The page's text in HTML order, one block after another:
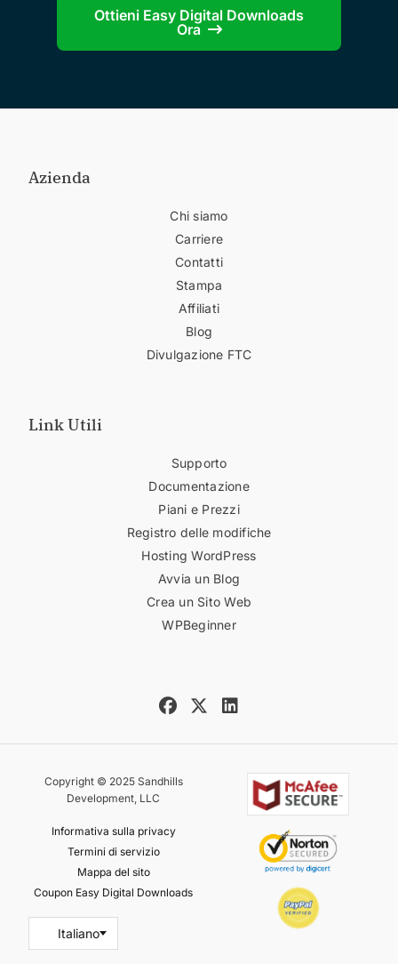
Ottieni Easy Digital Downloads
Ora
Azienda
Chi siamo
Carriere
Contatti
Stampa
Affiliati
Blog
Divulgazione FTC
Link Utili
Supporto
Documentazione
Piani e Prezzi
Registro delle modifiche
Hosting WordPress
Avvia un Blog
Crea un Sito Web
WPBeginner
Copyright © 2025 Sandhills
Development, LLC
Informativa sulla privacy
Termini di servizio
Mappa del sito
Coupon Easy Digital Downloads